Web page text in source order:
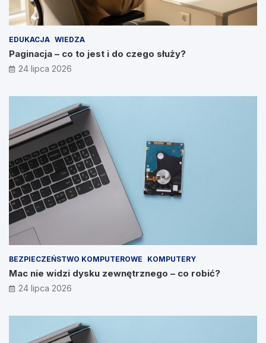
EDUKACJA WIEDZA
Paginacja – co to jest i do czego służy?
24 lipca 2026
BEZPIECZEŃSTWO KOMPUTEROWE KOMPUTERY
Mac nie widzi dysku zewnętrznego – co robić?
24 lipca 2026